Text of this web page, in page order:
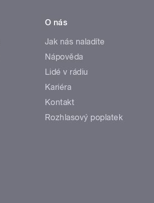
O nás
Jak nás naladíte
Nápověda
Lidé v rádiu
Kariéra
Kontakt
Rozhlasový poplatek